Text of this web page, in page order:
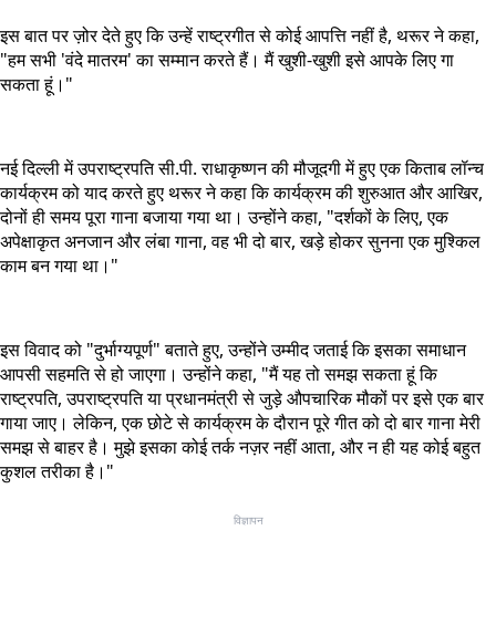
इस बात पर ज़ोर देते हुए कि उन्हें राष्ट्रगीत से कोई आपत्ति नहीं है, थरूर ने कहा,
"हम सभी 'वंदे मातरम' का सम्मान करते हैं। मैं खुशी-खुशी इसे आपके लिए गा
सकता हूं।"
नई दिल्ली में उपराष्ट्रपति सी.पी. राधाकृष्णन की मौजूदगी में हुए एक किताब लॉन्च
कार्यक्रम को याद करते हुए थरूर ने कहा कि कार्यक्रम की शुरुआत और आखिर,
दोनों ही समय पूरा गाना बजाया गया था। उन्होंने कहा, "दर्शकों के लिए, एक
अपेक्षाकृत अनजान और लंबा गाना, वह भी दो बार, खड़े होकर सुनना एक मुश्किल
काम बन गया था।"
इस विवाद को "दुर्भाग्यपूर्ण" बताते हुए, उन्होंने उम्मीद जताई कि इसका समाधान
आपसी सहमति से हो जाएगा। उन्होंने कहा, "मैं यह तो समझ सकता हूं कि
राष्ट्रपति, उपराष्ट्रपति या प्रधानमंत्री से जुड़े औपचारिक मौकों पर इसे एक बार
गाया जाए। लेकिन, एक छोटे से कार्यक्रम के दौरान पूरे गीत को दो बार गाना मेरी
समझ से बाहर है। मुझे इसका कोई तर्क नज़र नहीं आता, और न ही यह कोई बहुत
कुशल तरीका है।"
विज्ञापन